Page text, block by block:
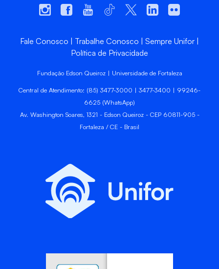
Fale Conosco Trabalhe Conosco
Sempre Unifor
Política de Privacidade
Fundação Edson Queiroz | Universidade de Fortaleza
Central de Atendimento: (85) 3477-3000 | 3477-3400 | 99246-
6625 (WhatsApp)
Av. Washington Soares, 1321 - Edson Queiroz - CEP 60811-905 -
Fortaleza / CE - Brasil